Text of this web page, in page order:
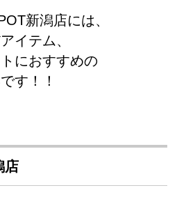
新潟店には、
イテム、
におすすめの
す！！
店